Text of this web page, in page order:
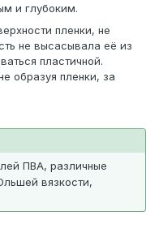
и глубоким.
пленки, не
не высасывала её из
пластичной.
образуя пленки, за
ПВА, различные
вязкости,